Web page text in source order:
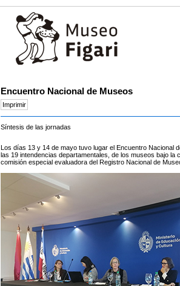
Encuentro Nacional de Museos
Síntesis de las jornadas
Los días 13 y 14 de mayo tuvo lugar el Encuentro
las 19 intendencias departamentales, de los museos bajo
comisión especial evaluadora del Registro Nacional de